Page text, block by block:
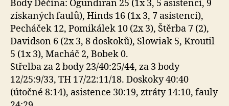
Body Děčína: Ogundiran 25 (1x 3, 5 asistencí, 9
získaných faulů), Hinds 16 (1x 3, 7 asistencí),
Pecháček 12, Pomikálek 10 (2x 3), Štěrba 7 (2),
Davidson 6 (2x 3, 8 doskoků), Slowiak 5, Kroutil
5 (1x 3), Macháč 2, Bobek 0.
Střelba za 2 body 23/40:25/44, za 3 body
12/25:9/33, TH 17/22:11/18. Doskoky 40:40
(útočné 8:14), asistence 30:19, ztráty 14:10, fauly